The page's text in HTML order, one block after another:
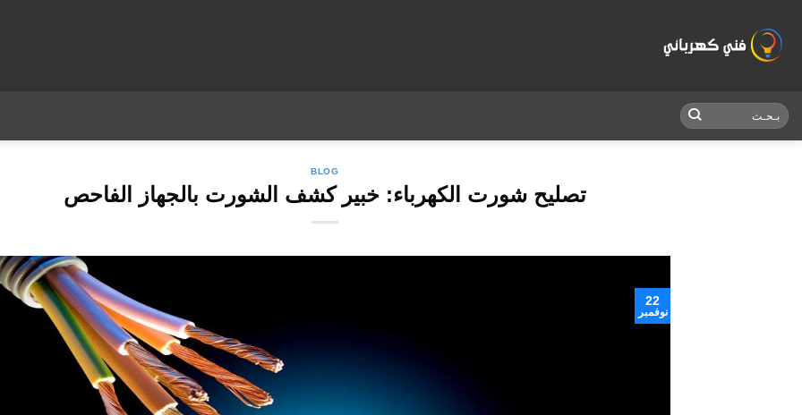
content
BLOG
تصليح شورت الكهرباء: خبير كشف الشورت بالجهاز الفاحص
22
نوفمبر